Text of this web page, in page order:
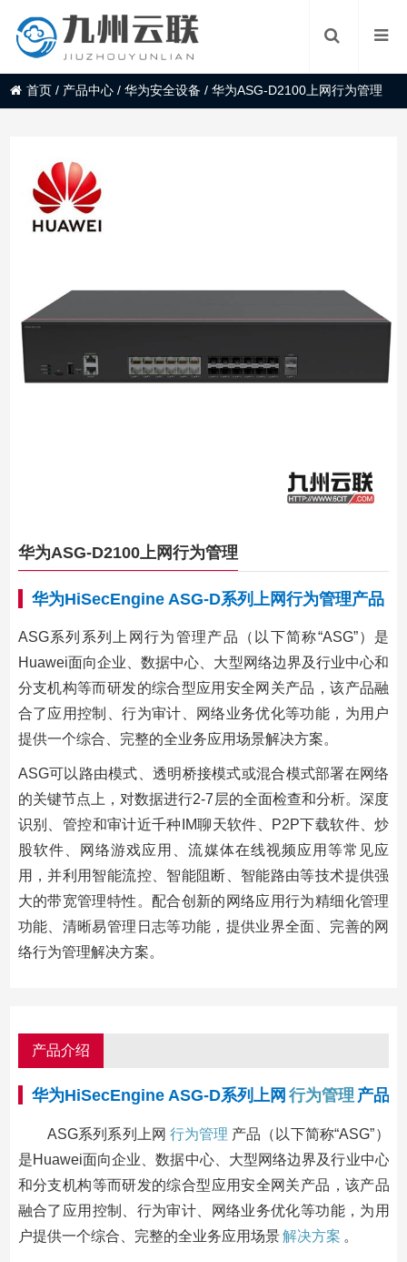
首页 / 产品中心 /华为安全设备 /华为ASG-D2100上网行为管理
华为ASG-D2100上网行为管理
华为HiSecEngine ASG-D系列上网行为管理产品
ASG系列系列上网行为管理产品（以下简称“ASG”）是
Huawei面向企业、数据中心、大型网络边界及行业中心和
分支机构等而研发的综合型应用安全网关产品，该产品融
合了应用控制、行为审计、网络业务优化等功能，为用户
提供一个综合、完整的全业务应用场景解决方案。
ASG可以路由模式、透明桥接模式或混合模式部署在网络
的关键节点上，对数据进行2-7层的全面检查和分析。深度
识别、管控和审计近千种IM聊天软件、P2P下载软件、炒
股软件、网络游戏应用、流媒体在线视频应用等常见应
用，并利用智能流控、智能阻断、智能路由等技术提供强
大的带宽管理特性。配合创新的网络应用行为精细化管理
功能、清晰易管理日志等功能，提供业界全面、完善的网
络行为管理解决方案。
产品介绍
华为HiSecEngine ASG-D系列上网 行为管理 产品
ASG系列系列上网 行为管理 产品（以下简称“ASG”）
是Huawei面向企业、数据中心、大型网络边界及行业中心
和分支机构等而研发的综合型应用安全网关产品，该产品
融合了应用控制、行为审计、网络业务优化等功能，为用
户提供一个综合、完整的全业务应用场景解决方案 。